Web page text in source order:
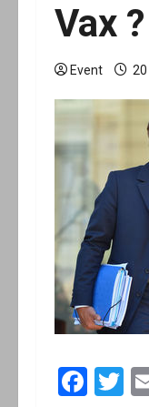
Vax ?
Event 20